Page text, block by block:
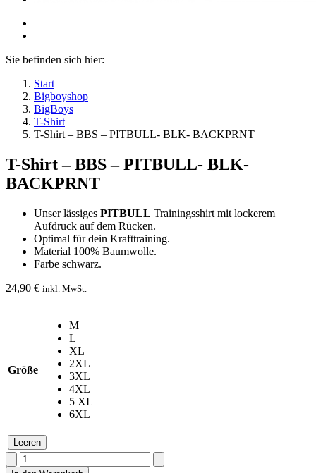
Sie befinden sich hier:
Start
Bigboyshop
BigBoys
T-Shirt
T-Shirt – BBS – PITBULL- BLK- BACKPRNT
T-Shirt – BBS – PITBULL- BLK-
BACKPRNT
Unser lässiges PITBULL Trainingsshirt mit lockerem
Aufdruck auf dem Rücken.
Optimal für dein Krafttraining.
Material 100% Baumwolle.
Farbe schwarz.
24,90 € inkl. MwSt.
Größe
M
L
XL
2XL
3XL
4XL
5 XL
6XL
Leeren
T-
Shirt